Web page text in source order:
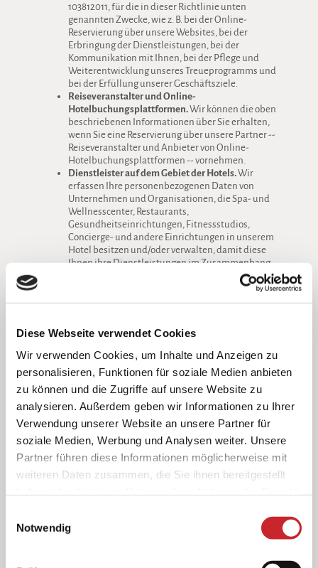
Diese Webseite verwendet Cookies
Wir verwenden Cookies, um Inhalte und Anzeigen zu
personalisieren, Funktionen für soziale Medien anbieten
zu können und die Zugriffe auf unsere Website zu
analysieren. Außerdem geben wir Informationen zu Ihrer
Verwendung unserer Website an unsere Partner für
soziale Medien, Werbung und Analysen weiter. Unsere
Partner führen diese Informationen möglicherweise mit
weiteren Daten zusammen, die Sie ihnen bereitgestellt
Notwendig
103812011, für die in dieser Richtlinie unten
genannten Zwecke, wie z. B. bei der Online-
Reservierung über unsere Websites, bei der
Erbringung der Dienstleistungen, bei der
Kommunikation mit Ihnen, bei der Pflege und
Weiterentwicklung unseres Treueprogramms und
bei der Erfüllung unserer Geschäftsziele.
Reiseveranstalter und Online-
Hotelbuchungsplattformen.Wir können die oben
beschriebenen Informationen über Sie erhalten,
wenn Sie eine Reservierung über unsere Partner --
Reiseveranstalter und Anbieter von Online-
Hotelbuchungsplattformen -- vornehmen.
Dienstleister auf dem Gebiet der Hotels.Wir
erfassen Ihre personenbezogenen Daten von
Unternehmen und Organisationen, die Spa- und
Wellnesscenter, Restaurants,
Gesundheitseinrichtungen, Fitnessstudios,
Concierge- und andere Einrichtungen in unserem
Hotel besitzen und/oder verwalten, damit diese
Ihnen ihre Dienstleistungen im Zusammenhang
mit Ihrem Aufenthalt oder Besuch in einer solchen
Andere kommerzielle Partner und verbundene
personenbezogene Daten und andere Daten,
wenn Sie Ihre persönliche Nummer aus unserem
Treueprogramm oder Ihr Nutzerprofil in Online-
Dienstleistungen von Dritten zu erhalten oder
sich dafür zu registrieren. Zu diesen Dritten
gehören Unternehmen und Organisationen wie
Restaurantreservierungspartner sowie andere
Hotel- und Reiseveranstalterdienste. Wenn Sie Ihr
Profil in sozialen Netzwerken mit Ihrem Profil für
Treueprogramms verbinden, erhalten wir
außerdem personenbezogene Daten und andere
Online-Dienste.
Wir erfassen personenbezogene